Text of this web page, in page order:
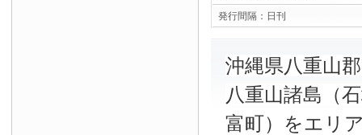
発行間隔： 日刊
沖縄県八重山
八重山諸島（
富町）をエリ